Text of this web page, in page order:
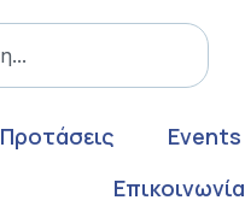
Προτάσεις Events
Επικοινωνία